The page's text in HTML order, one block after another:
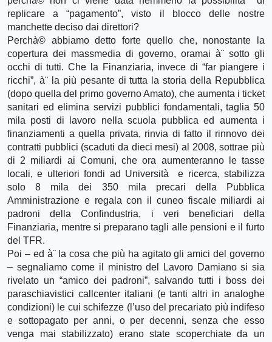
replicare a “pagamento”, visto il blocco delle nostre
manchette deciso dai direttori?
Perchà© abbiamo detto forte quello che, nonostante la
copertura dei massmedia di governo, oramai à¨ sotto gli
occhi di tutti. Che la Finanziaria, invece di “far piangere i
ricchi”, à¨ la più pesante di tutta la storia della Repubblica
(dopo quella del primo governo Amato), che aumenta i ticket
sanitari ed elimina servizi pubblici fondamentali, taglia 50
mila posti di lavoro nella scuola pubblica ed aumenta i
finanziamenti a quella privata, rinvia di fatto il rinnovo dei
contratti pubblici (scaduti da dieci mesi) al 2008, sottrae più
di 2 miliardi ai Comuni, che ora aumenteranno le tasse
locali, e ulteriori fondi ad Università e ricerca, stabilizza
solo 8 mila dei 350 mila precari della Pubblica
Amministrazione e regala con il cuneo fiscale miliardi ai
padroni della Confindustria, i veri beneficiari della
Finanziaria, mentre si preparano tagli alle pensioni e il furto
del TFR.
Poi – ed à¨ la cosa che più ha agitato gli amici del governo
– segnaliamo come il ministro del Lavoro Damiano si sia
rivelato un “amico dei padroni”, salvando tutti i boss dei
paraschiavistici callcenter italiani (e tanti altri in analoghe
condizioni) le cui schifezze (l’uso del precariato più indifeso
e sottopagato per anni, o per decenni, senza che esso
venga mai stabilizzato) erano state scoperchiate da un